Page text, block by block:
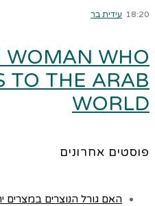
18:20 עידית בר
WOMAN WHO
TO THE ARAB
WORLD
פוסטים אחרונים
האם גורל הנוצרים במצרים